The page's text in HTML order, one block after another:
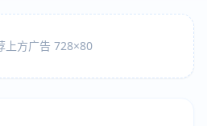
上方广告 728×80